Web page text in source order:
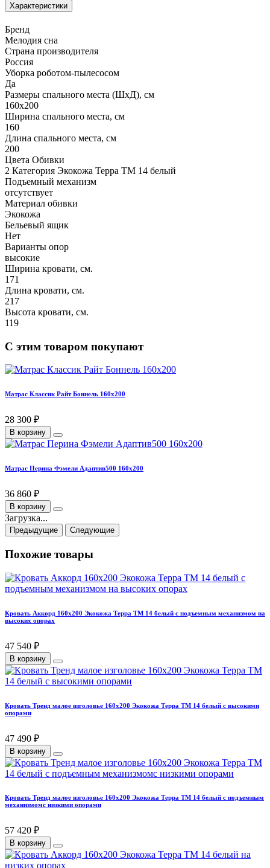
Характеристики
Бренд
Мелодия сна
Страна производителя
Россия
Уборка роботом-пылесосом
Да
Размеры спального места (ШхД), см
160х200
Ширина спального места, см
160
Длина спального места, см
200
Цвета Обивки
2 Категория Экокожа Терра ТМ 14 белый
Подъемный механизм
отсутствует
Материал обивки
Экокожа
Бельевый ящик
Нет
Варианты опор
высокие
Ширина кровати, см.
171
Длина кровати, см.
217
Высота кровати, см.
119
С этим товаром покупают
Матрас Классик Райт Боннель 160х200
28 300 ₽
В корзину
Матрас Перина Фэмели Адаптив500 160х200
36 860 ₽
В корзину
Загрузка...
Предыдущие Следующие
Похожие товары
Кровать Аккорд 160х200 Экокожа Терра ТМ 14 белый с подъемным механизмом на
высоких опорах
47 540 ₽
В корзину
Кровать Тренд малое изголовье 160х200 Экокожа Терра ТМ 14 белый с высокими
опорами
47 490 ₽
В корзину
Кровать Тренд малое изголовье 160х200 Экокожа Терра ТМ 14 белый с подъемным
механизмомс низкими опорами
57 420 ₽
В корзину